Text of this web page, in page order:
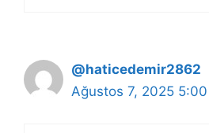
@haticedemir2862
Ağustos 7, 2025